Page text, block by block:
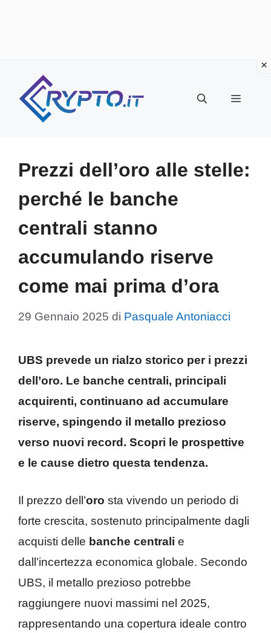
contenuto
Menu
Prezzi dell’oro alle stelle:
perché le banche
centrali stanno
accumulando riserve
come mai prima d’ora
29 Gennaio 2025 di Pasquale Antoniacci
UBS prevede un rialzo storico per i prezzi
dell’oro. Le banche centrali, principali
acquirenti, continuano ad accumulare
riserve, spingendo il metallo prezioso
verso nuovi record. Scopri le prospettive
e le cause dietro questa tendenza.
Il prezzo dell’oro sta vivendo un periodo di
forte crescita, sostenuto principalmente dagli
acquisti delle banche centrali e
dall’incertezza economica globale. Secondo
UBS, il metallo prezioso potrebbe
raggiungere nuovi massimi nel 2025,
rappresentando una copertura ideale contro